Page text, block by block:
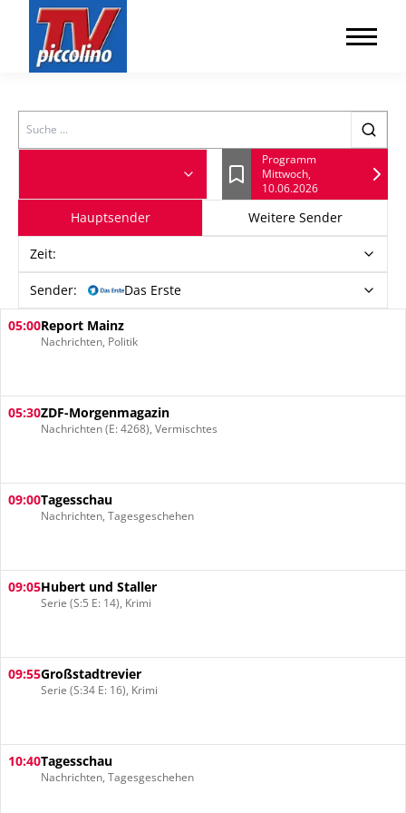
Search
Lesezeichen
Programm
Mittwoch,
10.06.2026
Hauptsender Weitere Sender
Zeit:
Sender: Das Erste
05:00Report Mainz
Nachrichten, Politik
05:30ZDF-Morgenmagazin
Nachrichten (E: 4268), Vermischtes
09:00Tagesschau
Nachrichten, Tagesgeschehen
09:05Hubert und Staller
Serie (S:5 E: 14), Krimi
09:55Großstadtrevier
Serie (S:34 E: 16), Krimi
10:40Tagesschau
Nachrichten, Tagesgeschehen